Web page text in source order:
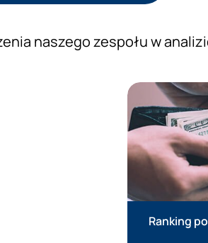
naszego zespołu w
Prezentacja
Ranking